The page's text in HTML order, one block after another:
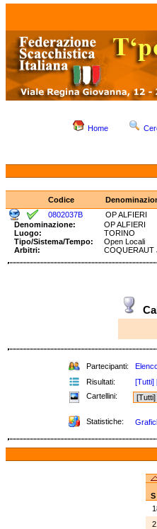
Home
Codice
0802037B
OP ALFIERI
Denominazione:
OP
Luogo:
TORINO
Tipo/Sistema/Tempo:
Open Locali
Arbitri:
Partecipanti:
Risultati:
[Tutti]
Cartellini:
Statistiche:
S